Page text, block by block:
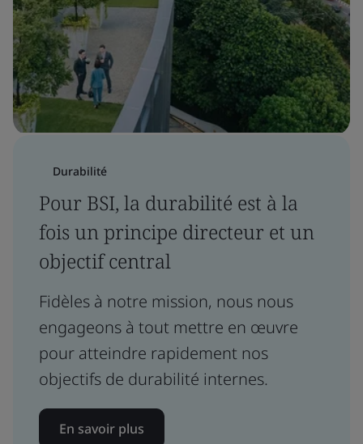
Durabilité
Pour BSI, la durabilité est à la
fois un principe directeur et un
objectif central
Fidèles à notre mission, nous nous
engageons à tout mettre en œuvre
pour atteindre rapidement nos
objectifs de durabilité internes.
En savoir plus